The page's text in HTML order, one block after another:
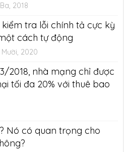
2018
tra lỗi chính tả cực kỳ
cách tự động
2020
2018, nhà mạng chỉ được
tối đa 20% với thuê bao
Nó có quan trọng cho